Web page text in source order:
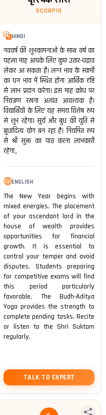
SCORPIO
HINDI
नववर्ष की शुभकामनाओं के साथ वर्ष का
पहला माह आपके लिए कुछ उतार-चढ़ाव
लेकर आ सकता है। लग्न भाव के स्वामी
का धन भाव में स्थित होना आर्थिक दृष्टि
से लाभ प्रदान करेगा। इस माह क्रोध पर
नियंत्रण रखना अत्यंत आवश्यक है।
विद्यार्थियों के लिए यह समय विशेष रूप
से शुभ रहेगा। सूर्य और बुध की युति से
बुधादित्य योग बन रहा है। नियमित रूप
से श्री सुक्त का पाठ करना लाभकारी
रहेगा。
ENGLISH
The New Year begins with
mixed energies. The placement
of your ascendant lord in the
house of wealth provides
opportunities for financial
growth. It is essential to
control your temper and avoid
disputes. Students preparing
for competitive exams will find
this period particularly
favorable. The Budh-Aditya
Yoga provides the strength to
complete pending tasks. Recite
or listen to the Shri Suktam
regularly.
TALK TO EXPERT